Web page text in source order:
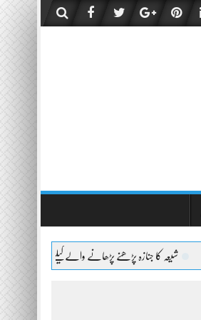
شیعہ کا جنازہ پڑھنے پڑھانے والےکیلئے اعلیٰحضرت کا فتویٰ